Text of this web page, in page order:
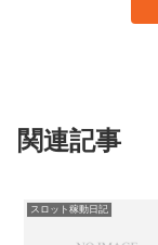
関連記事
スロット稼動日記